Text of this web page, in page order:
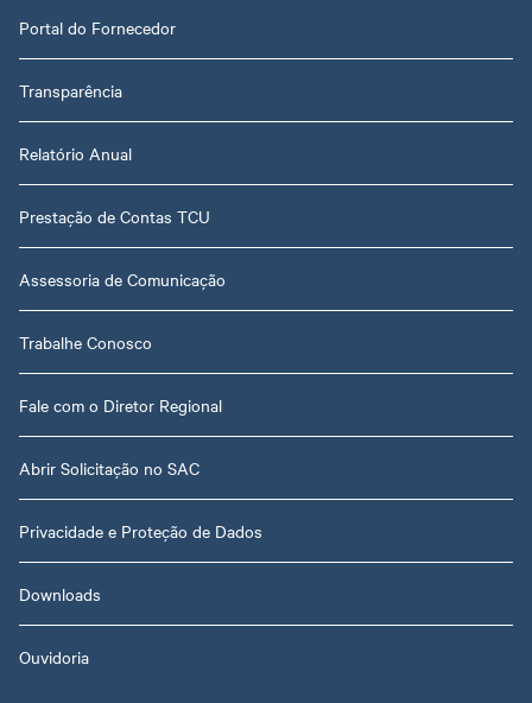
Portal do Fornecedor
Transparência
Relatório Anual
Prestação de Contas TCU
Assessoria de Comunicação
Trabalhe Conosco
Fale com o Diretor Regional
Abrir Solicitação no SAC
Privacidade e Proteção de Dados
Downloads
Ouvidoria